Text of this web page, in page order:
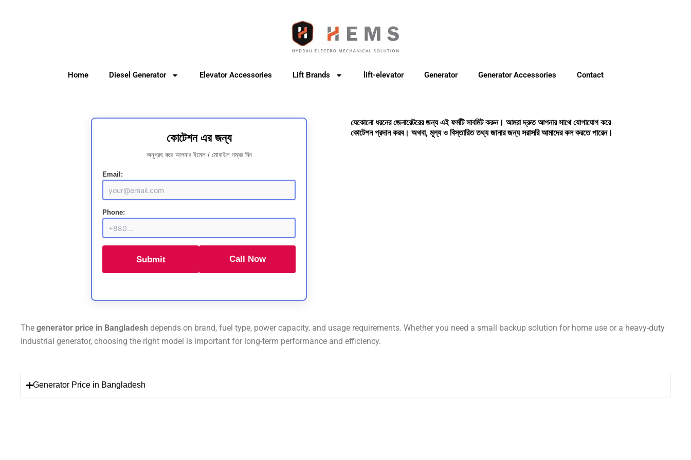
Home Diesel Generator Elevator Accessories Lift Brands lift-elevator Generator Generator Accessories Contact
কোটেশন এর জন্য
অনুগ্রহ করে আপনার ইমেল / মোবাইল নম্বর দিন
Email:
Phone:
Submit Call Now
যেকোনো ধরনের জেনারেটরের জন্য এই ফর্মটি সাবমিট করুন। আমরা দ্রুত আপনার সাথে যোগাযোগ করে
কোটেশন প্রদান করব। অথবা, মূল্য ও বিস্তারিত তথ্য জানার জন্য সরাসরি আমাদের কল করতে পারেন।
The generator price in Bangladesh depends on brand, fuel type, power capacity, and usage requirements. Whether you need a small backup solution for home use or a heavy-duty
industrial generator, choosing the right model is important for long-term performance and efficiency.
Generator Price in Bangladesh